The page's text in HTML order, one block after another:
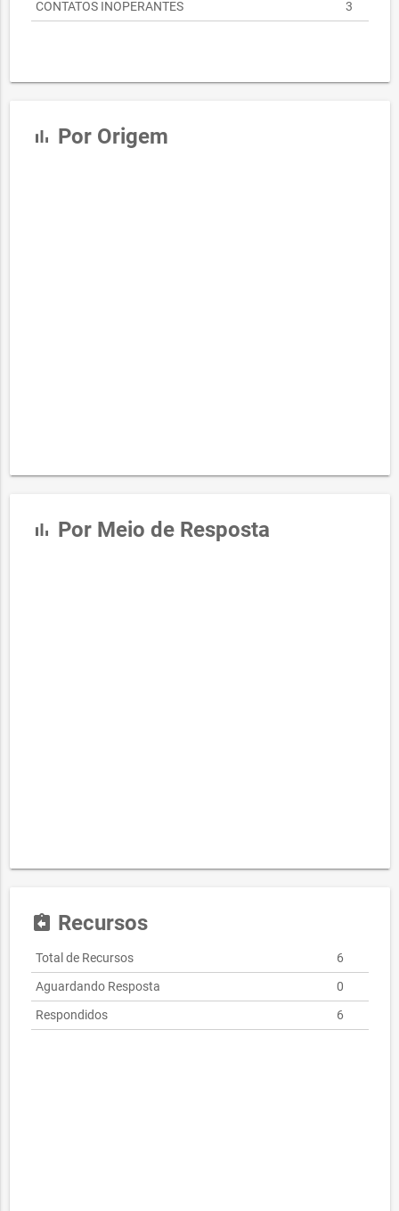
CONTATOS INOPERANTES 3
bar_chart Por Origem
bar_chart Por Meio de Resposta
assignment_return Recursos
Total de Recursos
6
Aguardando Resposta
0
Respondidos
6